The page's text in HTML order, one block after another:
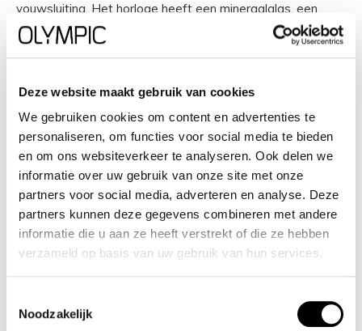
Deze website maakt gebruik van cookies
We gebruiken cookies om content en advertenties te
personaliseren, om functies voor social media te bieden
en om ons websiteverkeer te analyseren. Ook delen we
informatie over uw gebruik van onze site met onze
partners voor social media, adverteren en analyse. Deze
partners kunnen deze gegevens combineren met andere
informatie die u aan ze heeft verstrekt of die ze hebben
verzameld op basis van uw gebruik van hun services.
Noodzakelijk
vouwsluiting. Het horloge heeft een mineraalglas, een
doorsnee van 40 mm en is 5 ATM.
Waterdichtheid: 5 ATM
Dit horloge is bestand tegen water bij het zwemmen en
douchen. Het is niet bestand tegen (grote) waterdruk, dus
je kunt er niet mee duiken.
Het merk Olympic
Olympic is een Nederlands horlogemerk dat staat voor
dameshorloge, een robuuste chronograaf of een sportief